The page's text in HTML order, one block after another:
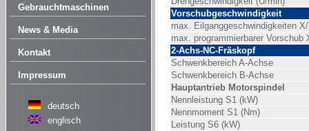
Gebrauchtmaschinen
News & Media
Kontakt
Impressum
deutsch
englisch
Vorschubgeschwindigkeit
max. Eilganggeschwindigkeiten
max. programmierbarer Vorschub
2-Achs-NC-Fräskopf
Schwenkbereich A-Achse
Schwenkbereich B-Achse
Hauptantrieb Motorspindel
Nennleistung S1 (kW)
Nennmoment S1 (Nm)
Leistung S6 (kW)